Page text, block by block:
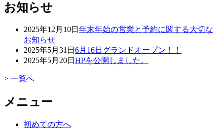
お知らせ
2025年12月10日 年末年始の営業と予約に関する大切な
お知らせ
2025年5月31日 6月16日グランドオープン！！
2025年5月20日 HPを公開しました。
> 一覧へ
メニュー
初めての方へ